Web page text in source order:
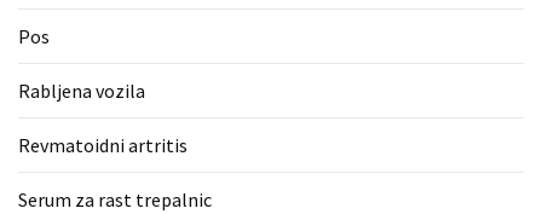
Pos
Rabljena vozila
Revmatoidni artritis
Serum za rast trepalnic